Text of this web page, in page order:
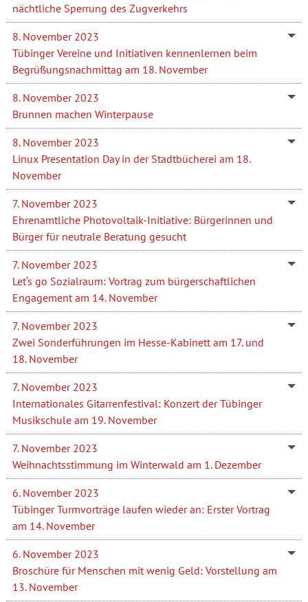
nächtliche Sperrung des Zugverkehrs
8. November 2023
Tübinger Vereine und Initiativen kennenlernen beim
Begrüßungsnachmittag am 18. November
8. November 2023
Brunnen machen Winterpause
8. November 2023
Linux Presentation Day in der Stadtbücherei am 18.
November
7. November 2023
Ehrenamtliche Photovoltaik-Initiative: Bürgerinnen und
Bürger für neutrale Beratung gesucht
7. November 2023
Let‘s go Sozialraum: Vortrag zum bürgerschaftlichen
Engagement am 14. November
7. November 2023
Zwei Sonderführungen im Hesse-Kabinett am 17. und
18. November
7. November 2023
Internationales Gitarrenfestival: Konzert der Tübinger
Musikschule am 19. November
7. November 2023
Weihnachtsstimmung im Winterwald am 1. Dezember
6. November 2023
Tübinger Turmvorträge laufen wieder an: Erster Vortrag
am 14. November
6. November 2023
Broschüre für Menschen mit wenig Geld: Vorstellung am
13. November